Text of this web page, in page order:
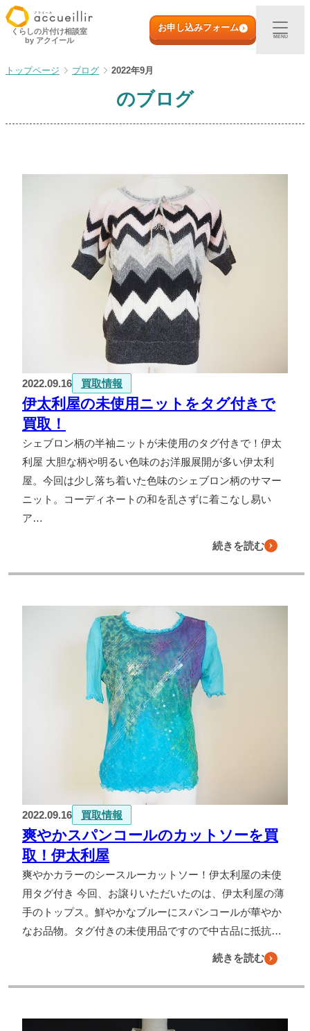
内
容
キ
初めての方へ
出張買取
宅配買取
ご利用実例
取扱アイテム
店舗一覧
よくある質問
お問い合わせ
0120-29-5302
受付時間9:00〜18:00（年中無休※年末年始は除く）
くらしの片付け相談室
by アクイール
お申し込みフォーム
MENU
ブログ 2022年9月
のブログ
2022.09.16 買取情報
伊太利屋の未使用ニットをタグ付きで
買取！
シェブロン柄の半袖ニットが未使用のタグ付きで！伊太
利屋 大胆な柄や明るい色味のお洋服展開が多い伊太利
屋。今回は少し落ち着いた色味のシェブロン柄のサマー
ニット。コーディネートの和を乱さずに着こなし易い
ア…
続きを読む
2022.09.16 買取情報
爽やかスパンコールのカットソーを買
取！伊太利屋
爽やかカラーのシースルーカットソー！伊太利屋の未使
用タグ付き 今回、お譲りいただいたのは、伊太利屋の薄
手のトップス。鮮やかなブルーにスパンコールが華やか
なお品物。タグ付きの未使用品ですので中古品に抵抗…
続きを読む